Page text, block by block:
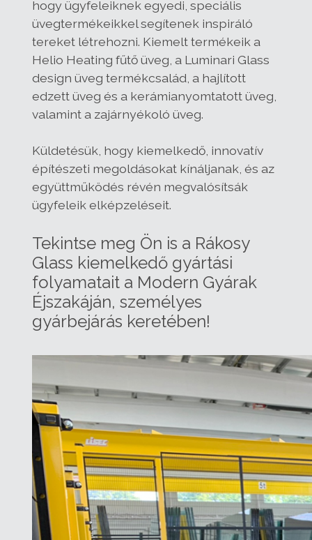
hogy ügyfeleiknek egyedi, speciális
üvegtermékeikkel segítenek inspiráló
tereket létrehozni. Kiemelt termékeik a
Helio Heating fűtő üveg, a Luminari Glass
design üveg termékcsalád, a hajlított
edzett üveg és a kerámianyomtatott üveg,
valamint a zajárnyékoló üveg.
Küldetésük, hogy kiemelkedő, innovatív
építészeti megoldásokat kínáljanak, és az
együttműködés révén megvalósítsák
ügyfeleik elképzeléseit.
Tekintse meg Ön is a Rákosy
Glass kiemelkedő gyártási
folyamatait a Modern Gyárak
Éjszakáján, személyes
gyárbejárás keretében!